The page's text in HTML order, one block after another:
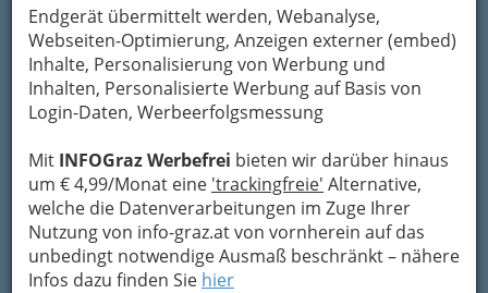
Endgerät übermittelt werden, Webanalyse,
Webseiten-Optimierung, Anzeigen externer (embed)
Inhalte, Personalisierung von Werbung und
Inhalten, Personalisierte Werbung auf Basis von
Login-Daten, Werbeerfolgsmessung
Mit INFOGraz Werbefrei bieten wir darüber hinaus
um € 4,99/Monat eine 'trackingfreie' Alternative,
welche die Datenverarbeitungen im Zuge Ihrer
Nutzung von info-graz.at von vornherein auf das
unbedingt notwendige Ausmaß beschränkt – nähere
Infos dazu finden Sie hier
Festivals, rockige Feste, Weltmusik und
Abendprogramm mit Ausgehen in diverse Bars
und Restaurants finden das ganze Jahr über
statt und füllen beinahe täglichdiverse Event-
und Kulturkalender.Den Grazern gefällt es und
klicken Sie einfach auf das Icon rechts in der
Titelzeile.